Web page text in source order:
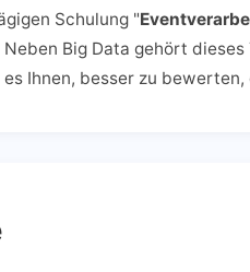
Schulung "
Neben Big Data gehört
Ihnen, besser zu